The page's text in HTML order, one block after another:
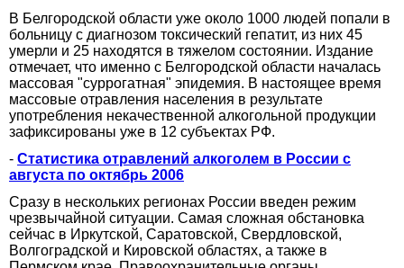
В Белгородской области уже около 1000 людей попали в
больницу с диагнозом токсический гепатит, из них 45
умерли и 25 находятся в тяжелом состоянии. Издание
отмечает, что именно с Белгородской области началась
массовая "суррогатная" эпидемия. В настоящее время
массовые отравления населения в результате
употребления некачественной алкогольной продукции
зафиксированы уже в 12 субъектах РФ.
- Статистика отравлений алкоголем в России с
августа по октябрь 2006
Сразу в нескольких регионах России введен режим
чрезвычайной ситуации. Самая сложная обстановка
сейчас в Иркутской, Саратовской, Свердловской,
Волгоградской и Кировской областях, а также в